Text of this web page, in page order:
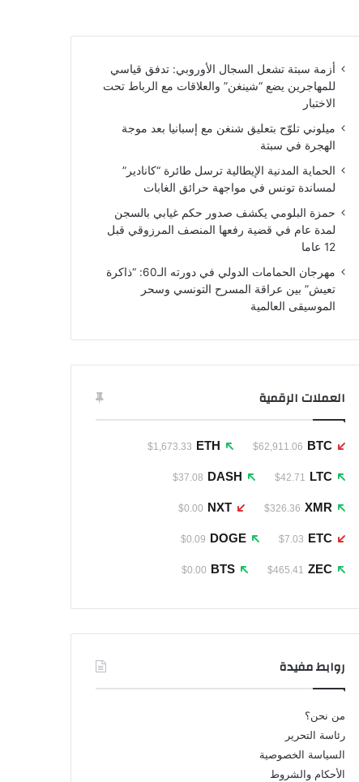
أزمة سبتة تشعل السجال الأوروبي: تدفق قياسي
للمهاجرين يضع “شينغن” والعلاقات مع الرباط تحت
الاختبار
ميلوني تلوّح بتعليق شنغن مع إسبانيا بعد موجة
الهجرة في سبتة
الحماية المدنية الإيطالية ترسل طائرة “كانادير”
لمساندة تونس في مواجهة حرائق الغابات
حمزة البلومي يكشف صدور حكم غيابي بالسجن
لمدة عام في قضية رفعها المنصف المرزوقي قبل
12 عاما
مهرجان الحمامات الدولي في دورته الـ60: “ذاكرة
تعيش” بين عراقة المسرح التونسي وسحر
الموسيقى العالمية
العملات الرقمية
BTC
$62,911.06
ETH
$1,673.33
LTC
$42.71
DASH
$37.08
XMR
$326.36
NXT
$0.00
ETC
$7.03
DOGE
$0.09
ZEC
$465.41
BTS
$0.00
روابط مفيدة
من نحن؟
رئاسة التحرير
السياسة الخصوصية
الأحكام والشروط